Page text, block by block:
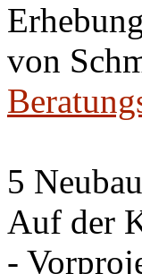
von
5
Auf der
-